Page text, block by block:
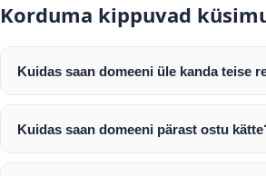
Korduma kippuvad
Kuidas saan domeeni üle kanda teise
Pärast makse laekumist edastame teile
enda valitud registripidaja juurde.
Domeeni ülekandmine toimub
Kuidas saan domeeni pärast ostu
Pärast ostu vormistamist väljastame